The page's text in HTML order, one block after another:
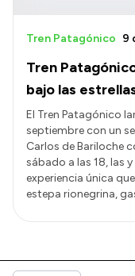
Tren
bajo las
Tren Patagónico 9
El Tren Patagónico
septiembre con un
Carlos de Bariloche
sábado a las 18, las
experiencia única
estepa rionegrina,